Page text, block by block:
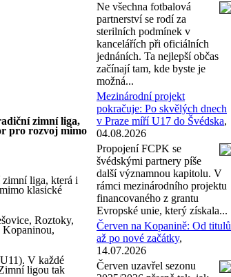
zimní liga,
pro rozvoj mimo
zimní liga, která i
klasické
Roztoky,
Kopaninou,
V každé
ligou tak
Ne všechna fotbalová
partnerství se rodí za
sterilních podmínek v
kancelářích při oficiálních
jednáních. Ta nejlepší občas
začínají tam, kde byste je
možná...
Mezinárodní projekt
pokračuje: Po skvělých dnech
v Praze míří U17 do Švédska,
04.08.2026
Propojení FCPK se
švédskými partnery píše
další významnou kapitolu. V
rámci mezinárodního projektu
financovaného z grantu
Evropské unie, který získala...
Červen na Kopanině: Od titulů
až po nové začátky,
14.07.2026
Červen uzavřel sezonu